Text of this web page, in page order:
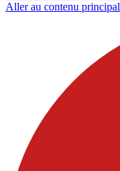
Aller au contenu principal